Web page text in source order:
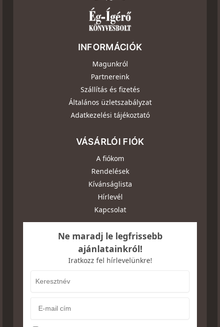
INFORMÁCIÓK
Magunkról
Partnereink
Szállítás és fizetés
Általános üzletszabályzat
Adatkezelési tájékoztató
VÁSÁRLÓI FIÓK
A fiókom
Rendelések
Kívánságlista
Hírlevél
Kapcsolat
Ne maradj le legfrissebb
ajánlatainkról!
Iratkozz fel hírlevelünkre!